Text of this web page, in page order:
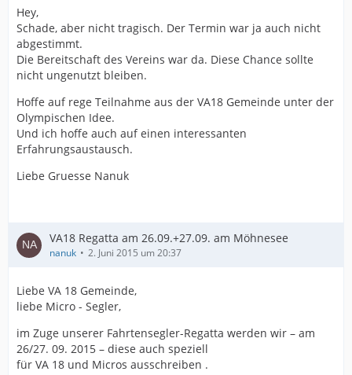
Hey,
Schade, aber nicht tragisch. Der Termin war ja auch nicht
abgestimmt.
Die Bereitschaft des Vereins war da. Diese Chance sollte
nicht ungenutzt bleiben.
Hoffe auf rege Teilnahme aus der VA18 Gemeinde unter der
Olympischen Idee.
Und ich hoffe auch auf einen interessanten
Erfahrungsaustausch.
Liebe Gruesse Nanuk
VA18 Regatta am 26.09.+27.09. am Möhnesee
nanuk 2. Juni 2015 um 20:37
Liebe VA 18 Gemeinde,
liebe Micro - Segler,
im Zuge unserer Fahrtensegler-Regatta werden wir – am
26/27. 09. 2015 – diese auch speziell
für VA 18 und Micros ausschreiben .